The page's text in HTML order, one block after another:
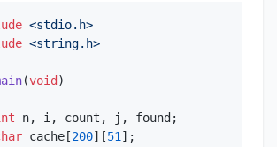
<stdio.h>
<string.h>
(void )
cache[200][51